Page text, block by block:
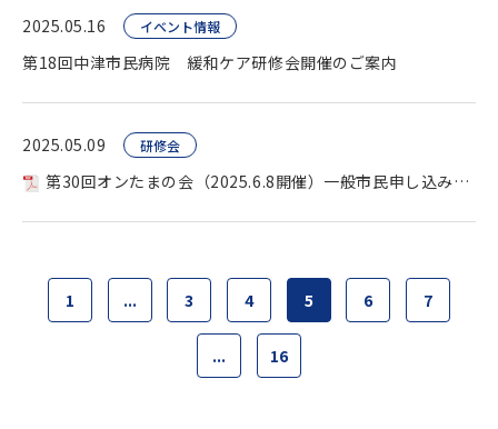
2025.05.16 イベント情報
第18回中津市民病院 緩和ケア研修会開催のご案内
2025.05.09 研修会
第30回オンたまの会（2025.6.8開催）一般市民申し込み を開催します。
1 ... 3 4 5 6 7
... 16